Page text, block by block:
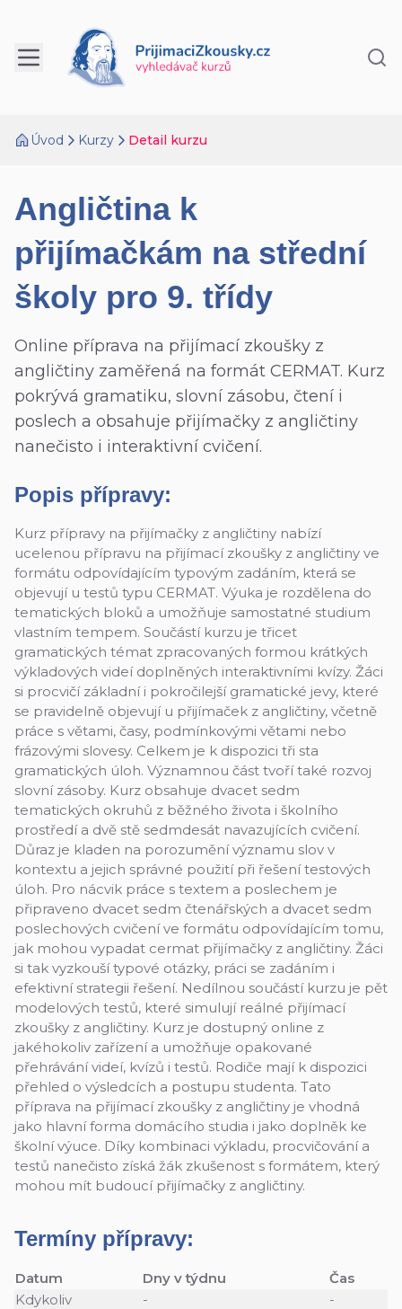
Úvod Kurzy Detail kurzu
Angličtina k
přijímačkám na střední
školy pro 9. třídy
Online příprava na přijímací zkoušky z
angličtiny zaměřená na formát CERMAT. Kurz
pokrývá gramatiku, slovní zásobu, čtení i
poslech a obsahuje přijímačky z angličtiny
nanečisto i interaktivní cvičení.
Popis přípravy:
Kurz přípravy na přijímačky z angličtiny nabízí
ucelenou přípravu na přijímací zkoušky z angličtiny ve
formátu odpovídajícím typovým zadáním, která se
objevují u testů typu CERMAT. Výuka je rozdělena do
tematických bloků a umožňuje samostatné studium
vlastním tempem. Součástí kurzu je třicet
gramatických témat zpracovaných formou krátkých
výkladových videí doplněných interaktivními kvízy. Žáci
si procvičí základní i pokročilejší gramatické jevy, které
se pravidelně objevují u přijímaček z angličtiny, včetně
práce s větami, časy, podmínkovými větami nebo
frázovými slovesy. Celkem je k dispozici tři sta
gramatických úloh. Významnou část tvoří také rozvoj
slovní zásoby. Kurz obsahuje dvacet sedm
tematických okruhů z běžného života i školního
prostředí a dvě stě sedmdesát navazujících cvičení.
Důraz je kladen na porozumění významu slov v
kontextu a jejich správné použití při řešení testových
úloh. Pro nácvik práce s textem a poslechem je
připraveno dvacet sedm čtenářských a dvacet sedm
poslechových cvičení ve formátu odpovídajícím tomu,
jak mohou vypadat cermat přijímačky z angličtiny. Žáci
si tak vyzkouší typové otázky, práci se zadáním i
efektivní strategii řešení. Nedílnou součástí kurzu je pět
modelových testů, které simulují reálné přijímací
zkoušky z angličtiny. Kurz je dostupný online z
jakéhokoliv zařízení a umožňuje opakované
přehrávání videí, kvízů i testů. Rodiče mají k dispozici
přehled o výsledcích a postupu studenta. Tato
příprava na přijímací zkoušky z angličtiny je vhodná
jako hlavní forma domácího studia i jako doplněk ke
školní výuce. Díky kombinaci výkladu, procvičování a
testů nanečisto získá žák zkušenost s formátem, který
mohou mít budoucí přijímačky z angličtiny.
Termíny přípravy:
Datum Dny v týdnu
Čas
Kdykoliv
- -